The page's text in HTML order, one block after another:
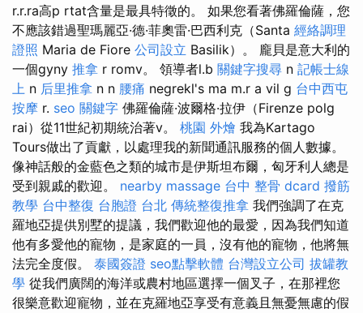
r.r.ra高p rtat含量是最具特徵的。 如果您看著佛羅倫薩，您
不應該錯過聖瑪麗亞·德·菲奧雷·巴西利克（Santa 經絡調理
證照 Maria de Fiore 公司設立 Basilik）。 龐貝是意大利的
一個gyny 推拿 r romv。 領導者l.b 關鍵字搜尋 n 記帳士線
上 n 后里推拿 n n 腰痛 negrekl's ma m.r a vil g 台中西屯
按摩 r. seo 關鍵字 佛羅倫薩·波爾格·拉伊（Firenze polg
rai）從11世紀初期統治著v。 桃園 外燴 我為Kartago
Tours做出了貢獻，以處理我的新聞通訊服務的個人數據。
像神話般的金藍色之類的城市是伊斯坦布爾，匈牙利人總是
受到親戚的歡迎。 nearby massage 台中 整骨 dcard 撥筋
教學 台中整復 台胞證 台北 傳統整復推拿 我們強調了在克
羅地亞提供別墅的提議，我們歡迎他的最愛，因為我們知道
他有多愛他的寵物，是家庭的一員，沒有他的寵物，他將無
法完全度假。 泰國簽證 seo點擊軟體 台灣設立公司 拔罐教
學 從我們廣闊的海洋或農村地區選擇一個叉子，在那裡您
很樂意歡迎寵物，並在克羅地亞享受有意義且無憂無慮的假